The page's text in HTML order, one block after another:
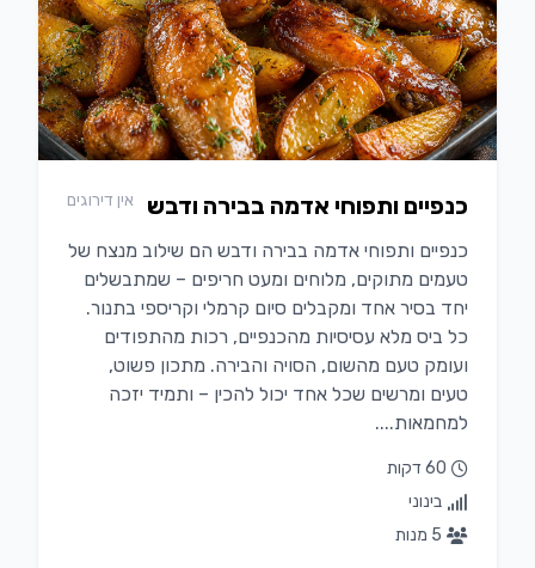
כנפיים ותפוחי אדמה בבירה ודבש אין דירוגים
כנפיים ותפוחי אדמה בבירה ודבש הם שילוב מנצח של
טעמים מתוקים, מלוחים ומעט חריפים – שמתבשלים
יחד בסיר אחד ומקבלים סיום קרמלי וקריספי בתנור.
כל ביס מלא עסיסיות מהכנפיים, רכות מהתפודים
ועומק טעם מהשום, הסויה והבירה. מתכון פשוט,
טעים ומרשים שכל אחד יכול להכין – ותמיד יזכה
למחמאות....
60 דקות
בינוני
5 מנות